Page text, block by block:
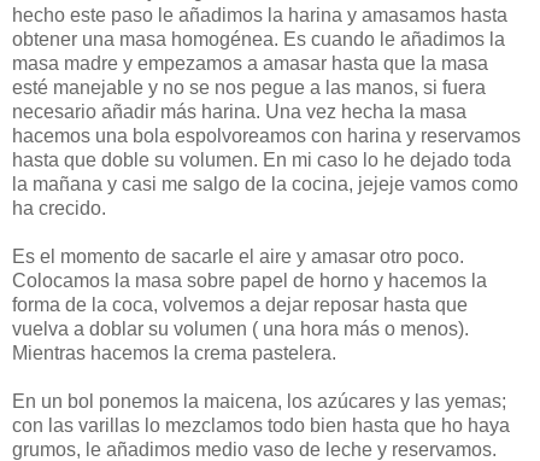
hecho este paso le añadimos la harina y amasamos hasta
obtener una masa homogénea. Es cuando le añadimos la
masa madre y empezamos a amasar hasta que la masa
esté manejable y no se nos pegue a las manos, si fuera
necesario añadir más harina. Una vez hecha la masa
hacemos una bola espolvoreamos con harina y reservamos
hasta que doble su volumen. En mi caso lo he dejado toda
la mañana y casi me salgo de la cocina, jejeje vamos como
ha crecido.
Es el momento de sacarle el aire y amasar otro poco.
Colocamos la masa sobre papel de horno y hacemos la
forma de la coca, volvemos a dejar reposar hasta que
vuelva a doblar su volumen ( una hora más o menos).
Mientras hacemos la crema pastelera.
En un bol ponemos la maicena, los azúcares y las yemas;
con las varillas lo mezclamos todo bien hasta que ho haya
grumos, le añadimos medio vaso de leche y reservamos.